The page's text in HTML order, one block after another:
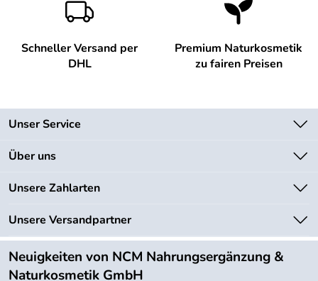
Schneller Versand per
DHL
Premium Naturkosmetik
zu fairen Preisen
Unser Service
Kontakt
Lieferbedingungen
Kundenlogin
Über uns
Unsere Bestseller
Neu
Angebote
Kundenbewertungen (754)
Unsere Zahlarten
Unsere Versandpartner
Neuigkeiten von NCM Nahrungsergänzung &
Naturkosmetik GmbH